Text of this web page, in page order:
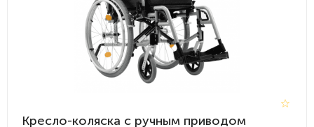
Кресло-коляска с ручным приводом